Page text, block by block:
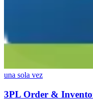
una sola vez
3PL Order &